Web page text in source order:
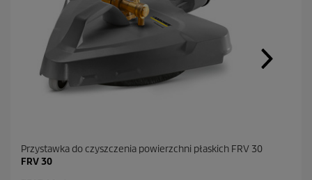
Przystawka do czyszczenia powierzchni płaskich FRV 30
FRV 30